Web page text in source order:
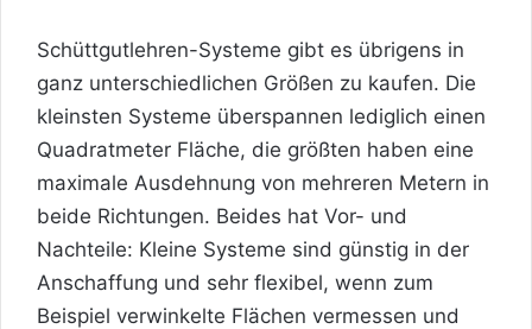
Schüttgutlehren-Systeme gibt es übrigens in
ganz unterschiedlichen Größen zu kaufen. Die
kleinsten Systeme überspannen lediglich einen
Quadratmeter Fläche, die größten haben eine
maximale Ausdehnung von mehreren Metern in
beide Richtungen. Beides hat Vor- und
Nachteile: Kleine Systeme sind günstig in der
Anschaffung und sehr flexibel, wenn zum
Beispiel verwinkelte Flächen vermessen und